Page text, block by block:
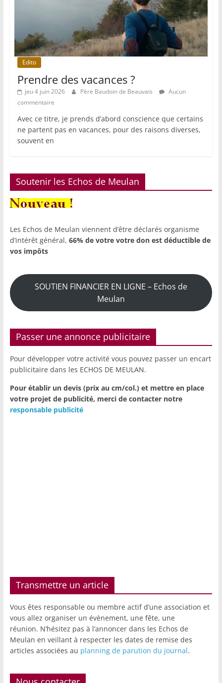
Edito
Prendre des vacances ?
jeu 4 juin 2026 Père Baudoin de Beauvais
Aucun
commentaire
Avec ce titre, je prends d’abord conscience que certains
ne partent pas en vacances, pour des raisons diverses,
souvent en
Soutenir les Echos de Meulan
Les Echos de Meulan viennent d’être déclarés organisme
d’intérêt général, 66% de votre votre don est déductible de
vos impôts
SOUTIEN FINANCIER EN LIGNE – Echos de
Meulan
Passer une annonce publicitaire
Pour développer votre activité vous pouvez passer un encart
publicitaire dans les ECHOS DE MEULAN.
Pour établir un devis (prix au cm/col.) et mettre en place
votre projet de publicité, merci de contacter notre
responsable publicité
Transmettre un article
Vous êtes responsable ou membre actif d’une association et
vous allez organiser un évènement, une fête, une
réunion. N’hésitez pas à l’annoncer dans les Echos de
Meulan en veillant à respecter les dates de remise des
articles associées au planning de parution du journal.